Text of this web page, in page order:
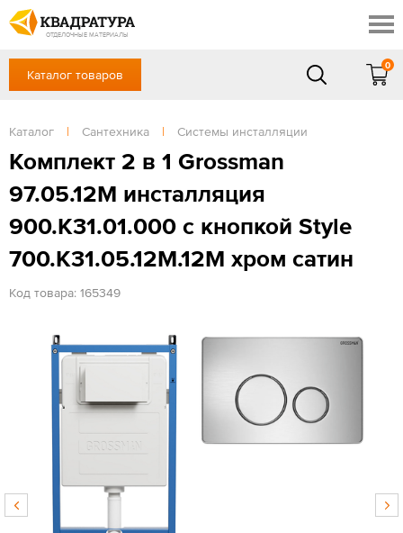
ОТДЕЛОЧНЫЕ МАТЕРИАЛЫ
Профи
Контакты
Доставка и оплата
Выставочный зал
Готовые решения
Отзывы
+7 (861) 217-94-70
Сб, Вс — выходной
ЗАКАЗАТЬ ЗВОНОК
Вход / Регистрация
Каталог товаров
0
Каталог | Сантехника | Системы инсталляции
Комплект 2 в 1 Grossman
97.05.12M инсталляция
900.K31.01.000 с кнопкой Style
700.K31.05.12M.12M хром сатин
Код товара: 165349